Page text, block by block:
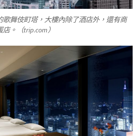
舞伎町塔，大樓內除了酒店外，還有商
。（trip.com）